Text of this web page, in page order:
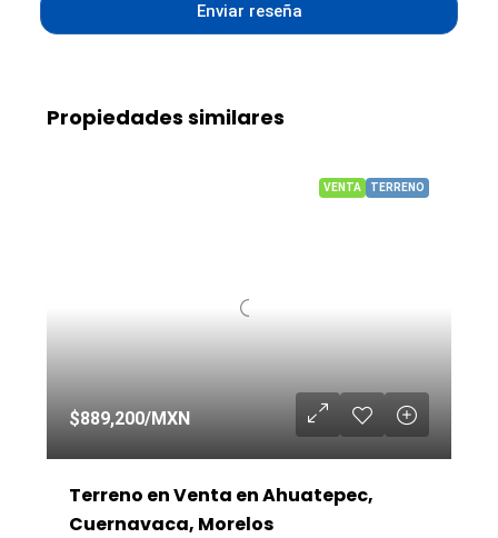
Enviar reseña
Propiedades similares
VENTA TERRENO
$889,200/MXN
Terreno en Venta en Ahuatepec,
Cuernavaca, Morelos